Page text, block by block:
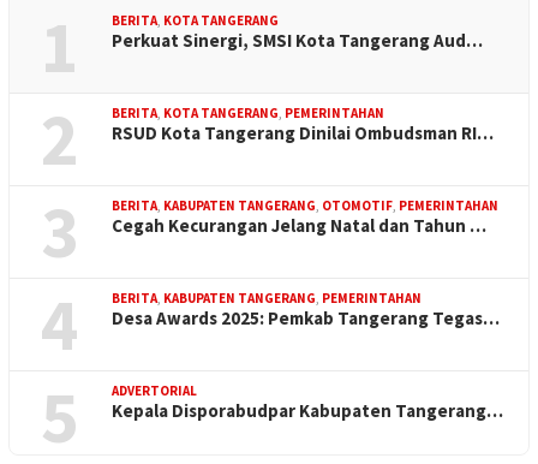
1 BERITA, KOTA TANGERANG
Perkuat Sinergi, SMSI Kota Tangerang Aud…
2 BERITA, KOTA TANGERANG, PEMERINTAHAN
RSUD Kota Tangerang Dinilai Ombudsman RI…
3 BERITA, KABUPATEN TANGERANG, OTOMOTIF, PEMERINTAHAN
Cegah Kecurangan Jelang Natal dan Tahun …
4 BERITA, KABUPATEN TANGERANG, PEMERINTAHAN
Desa Awards 2025: Pemkab Tangerang Tegas…
5 ADVERTORIAL
Kepala Disporabudpar Kabupaten Tangerang…